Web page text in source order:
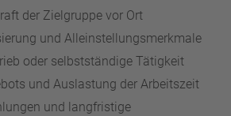
der Zielgruppe vor Ort
und Alleinstellungsmerkmale
oder selbstständige Tätigkeit
und Auslastung der Arbeitszeit
und langfristige